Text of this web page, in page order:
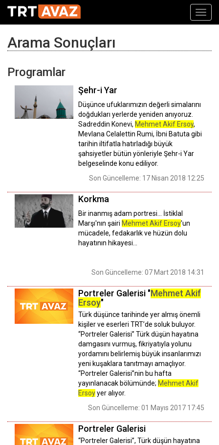
Arama Sonuçları
Programlar
Şehr-i Yar
Düşünce ufuklarımızın değerli simalarını
doğdukları yerlerde yeniden anıyoruz.
Sadreddin Konevi, Mehmet Akif Ersoy,
Mevlana Celalettin Rumi, İbni Batuta gibi
tarihin iltifatla hatırladığı büyük
şahsiyetler bütün yönleriyle Şehr-i Yar
belgeselinde konu ediliyor.
Son Güncelleme: 17 Nisan 2018 12:25
Korkma
Bir inanmış adam portresi… İstiklal
Marşı'nın şairi Mehmet Akif Ersoy'un
mücadele, fedakarlık ve hüzün dolu
hayatının hikayesi...
Son Güncelleme: 07 Mart 2018 14:31
Portreler Galerisi "Mehmet Akif
Ersoy"
Türk düşünce tarihinde yer almış önemli
kişiler ve eserleri TRT’de soluk buluyor.
“Portreler Galerisi” Türk düşün hayatına
damgasını vurmuş, fikriyatıyla yolunu
yordamını belirlemiş büyük insanlarımızı
yeni kuşaklara tanıtmayı amaçlıyor.
“Portreler Galerisi”nin bu hafta
yayınlanacak bölümünde; Mehmet Akif
Ersoyyer alıyor.
Son Güncelleme: 01 Mayıs 2017 17:45
Portreler Galerisi
“Portreler Galerisi”, Türk düşün hayatına